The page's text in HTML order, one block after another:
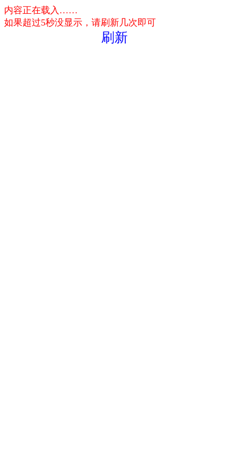
内容正在载入……
如果超过5秒没显示，请刷新几次即可
刷新